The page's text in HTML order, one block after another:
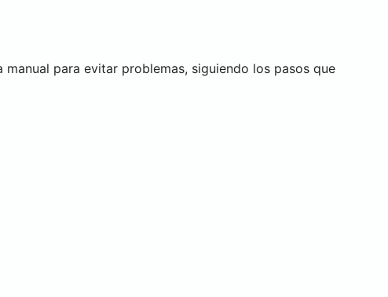
para evitar problemas, siguiendo los pasos que